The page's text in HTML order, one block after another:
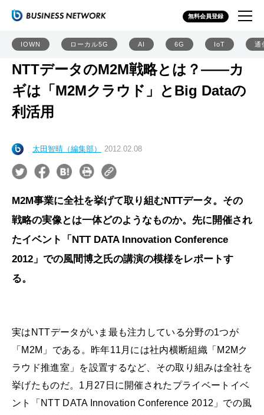
無料会員登録
IOWN ローカル5G AI 6G IoT 通
NTTデータのM2M戦略とは？――カ
ギは「M2Mクラウド」とBig Dataの
利活用
太田智晴（編集部） 2012.02.08
M2M事業に全社を挙げて取り組むNTTデータ。その
戦略の実像とは一体どのようなものか。先に開催され
たイベント「NTT DATA Innovation Conference
2012」での風間博之氏の講演の模様をレポートす
る。
実はNTTデータがいま最も注力している分野の1つが
「M2M」である。昨年11月には社内横断組織「M2Mク
ラウド推進室」を設置するなど、その取り組みは全社を
挙げたものだ。1月27日に開催されたプライベートイベ
ント「NTT DATA Innovation Conference 2012」での風